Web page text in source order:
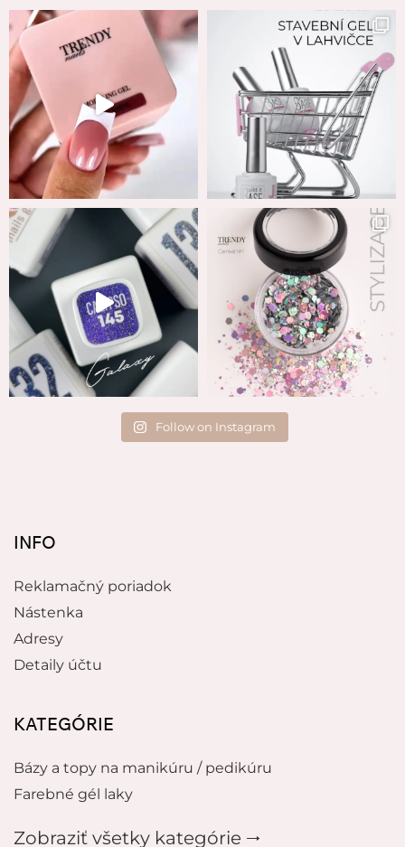
Follow on Instagram
INFO
Reklamačný poriadok
Nástenka
Adresy
Detaily účtu
KATEGÓRIE
Bázy a topy na manikúru / pedikúru
Farebné gél laky
Zobraziť všetky kategórie 🠂